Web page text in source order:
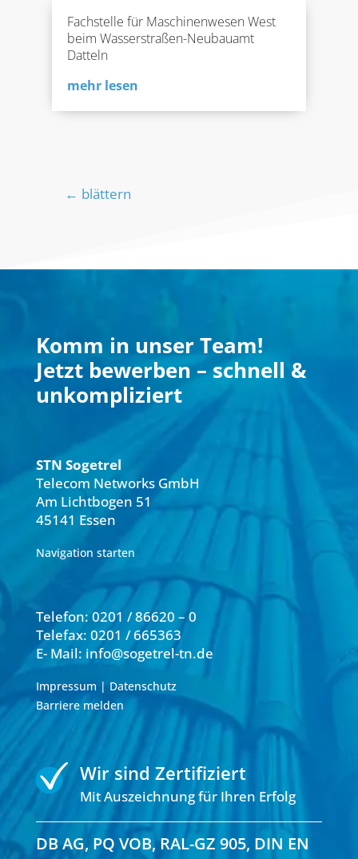
Fachstelle für Maschinenwesen West
beim Wasserstraßen-Neubauamt
Datteln
mehr lesen
← blättern
Komm in unser Team!
Jetzt bewerben – schnell &
unkompliziert
STN Sogetrel
Telecom Networks GmbH
Am Lichtbogen 51
45141 Essen
Navigation starten
Telefon: 0201 / 86620 – 0
Telefax: 0201 / 665363
E- Mail: info@sogetrel-tn.de
Impressum | Datenschutz
Barriere melden
Wir sind Zertifiziert
Mit Auszeichnung für Ihren Erfolg
DB AG, PQ VOB, RAL-GZ 905, DIN EN